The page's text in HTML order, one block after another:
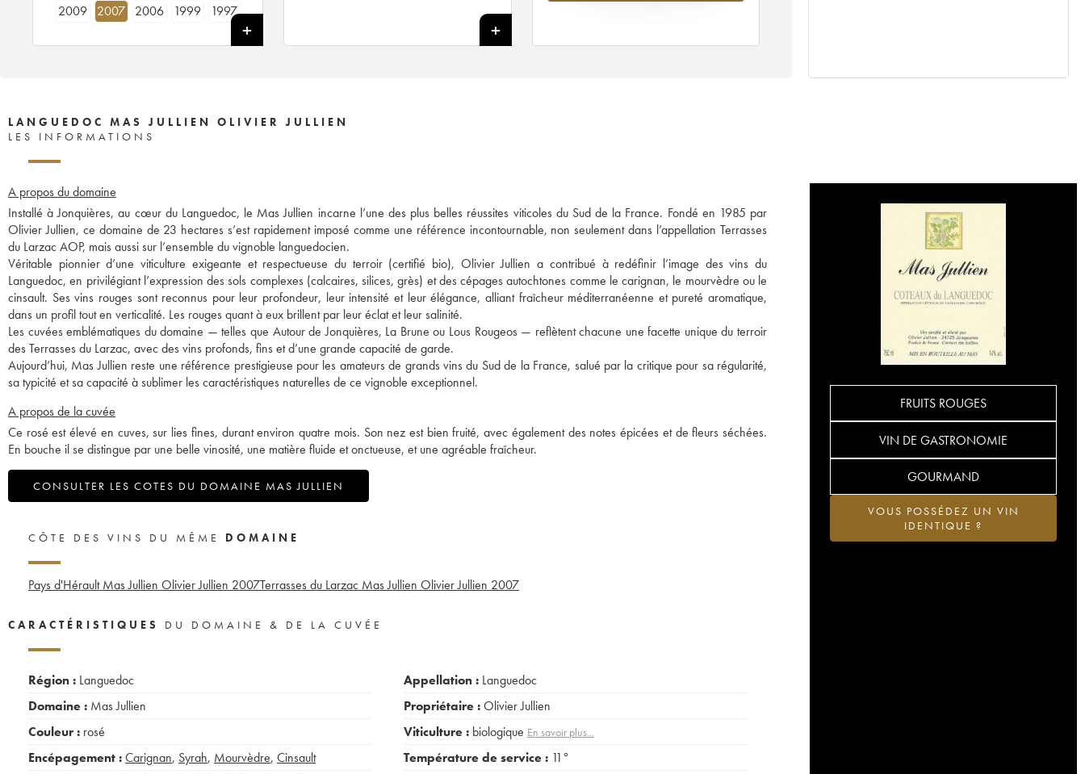
2009
2007 2006 1999 1997
+
LANGUEDOC MAS JULLIEN OLIVIER JULLIEN
LES INFORMATIONS
A propos du domaine
Installé à Jonquières, au cœur du Languedoc, le Mas Jullien incarne l’une des plus belles réussites viticoles du Sud de la France. Fondé en 1985 par
Olivier Jullien, ce domaine de 23 hectares s’est rapidement imposé comme une référence incontournable, non seulement dans l’appellation Terrasses
du Larzac AOP, mais aussi sur l’ensemble du vignoble languedocien.
Véritable pionnier d’une viticulture exigeante et respectueuse du terroir (certifié bio), Olivier Jullien a contribué à redéfinir l’image des vins du
Languedoc, en privilégiant l’expression des sols complexes (calcaires, silices, grès) et des cépages autochtones comme le carignan, le mourvèdre ou le
cinsault. Ses vins rouges sont reconnus pour leur profondeur, leur intensité et leur élégance, alliant fraîcheur méditerranéenne et pureté aromatique,
dans un profil tout en verticalité. Les rouges quant à eux brillent par leur éclat et leur salinité.
Les cuvées emblématiques du domaine — telles que Autour de Jonquières, La Brune ou Lous Rougeos — reflètent chacune une facette unique du terroir
des Terrasses du Larzac, avec des vins profonds, fins et d’une grande capacité de garde.
Aujourd’hui, Mas Jullien reste une référence prestigieuse pour les amateurs de grands vins du Sud de la France, salué par la critique pour sa régularité,
sa typicité et sa capacité à sublimer les caractéristiques naturelles de ce vignoble exceptionnel.
A propos de la cuvée
Ce rosé est élevé en cuves, sur lies fines, durant environ quatre mois. Son nez est bien fruité, avec également des notes épicées et de fleurs séchées.
En bouche il se distingue par une belle vinosité, une matière fluide et onctueuse, et une agréable fraîcheur.
CONSULTER LES COTES DU DOMAINE MAS JULLIEN
FRUITS ROUGES
VIN DE GASTRONOMIE
GOURMAND
VOUS POSSÉDEZ UN VIN
IDENTIQUE ?
CÔTE DES VINS DU MÊME
DOMAINE
Pays d'Hérault Mas Jullien Olivier Jullien 2007Terrasses du Larzac Mas Jullien Olivier Jullien 2007
CARACTÉRISTIQUES DU DOMAINE & DE LA CUVÉE
Région : Languedoc
Domaine : Mas Jullien
Couleur : rosé
Encépagement :Carignan, Syrah, Mourvèdre, Cinsault
Appellation : Languedoc
Propriétaire :Olivier Jullien
Viticulture : biologique En savoir plus...
Température de service : 11°